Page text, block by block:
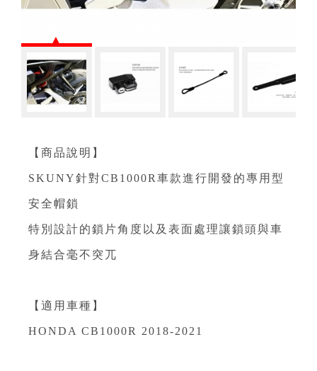
【商品說明】
SKUNY針對CB1000R車款進行開發的專用型
安全帽鎖
特別設計的鎖片角度以及表面處理讓鎖頭與車
身結合毫不突兀
【適用車種】
HONDA CB1000R 2018-2021